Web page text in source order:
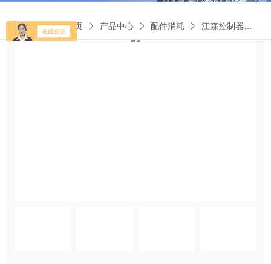
当前位置：首页 产品中心 配件消耗 江森控制器